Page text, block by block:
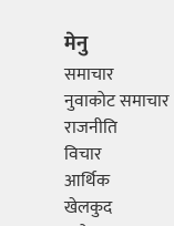
मेनु
समाचार
नुवाकोट समाचार
राजनीति
विचार
आर्थिक
खेलकुद